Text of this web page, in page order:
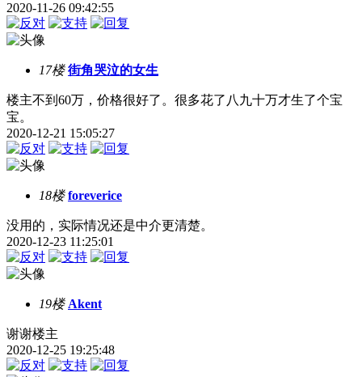
2020-11-26 09:42:55
17楼 街角哭泣的女生
楼主不到60万，价格很好了。很多花了八九十万才生了个宝
宝。
2020-12-21 15:05:27
18楼 foreverice
没用的，实际情况还是中介更清楚。
2020-12-23 11:25:01
19楼 Akent
谢谢楼主
2020-12-25 19:25:48